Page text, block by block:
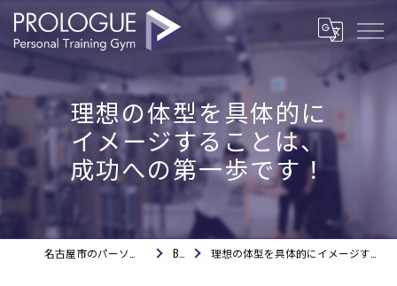
理想の体型を具体的に
イメージすることは、
成功への第一歩です！
BLOG 理想の体型を具体的にイメージすることは、成功への第一歩です！